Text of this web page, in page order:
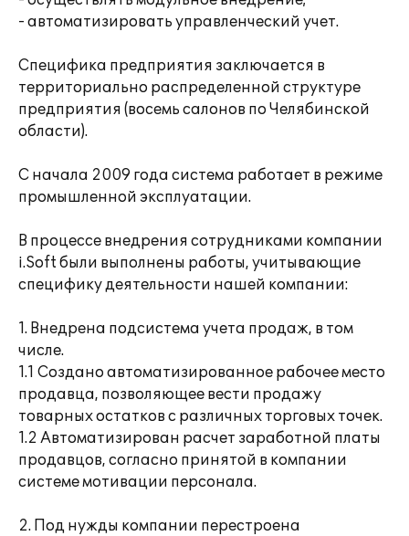
- автоматизировать управленческий учет.
Специфика предприятия заключается в
территориально распределенной структуре
предприятия (восемь салонов по Челябинской
области).
С начала 2009 года система работает в режиме
промышленной эксплуатации.
В процессе внедрения сотрудниками компании
i.Soft были выполнены работы, учитывающие
специфику деятельности нашей компании:
1. Внедрена подсистема учета продаж, в том
числе.
1.1 Создано автоматизированное рабочее место
продавца, позволяющее вести продажу
товарных остатков с различных торговых точек.
1.2 Автоматизирован расчет заработной платы
продавцов, согласно принятой в компании
системе мотивации персонала.
2. Под нужды компании перестроена